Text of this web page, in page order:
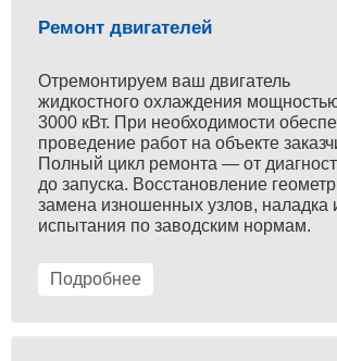
Ремонт двигателей
Отремонтируем ваш двигатель
жидкостного охлаждения
3000 кВт. При необходимости
проведение работ на объекте
Полный цикл ремонта — от
до запуска. Восстановление
замена изношенных узлов, наладка
испытания по заводским нормам.
Подробнее